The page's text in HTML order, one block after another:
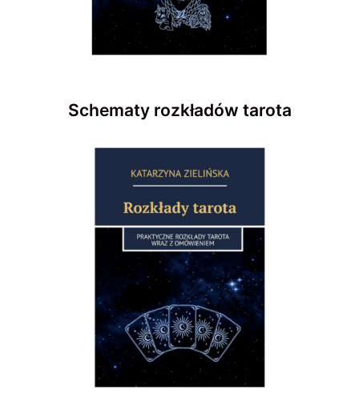
Schematy rozkładów tarota